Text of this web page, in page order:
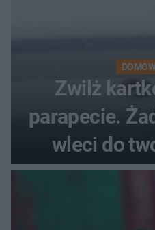
Zwilż
parapecie.
wleci do